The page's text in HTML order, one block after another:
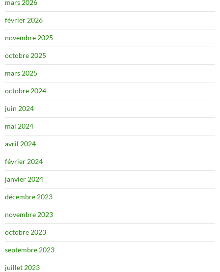
mars 2026
février 2026
novembre 2025
octobre 2025
mars 2025
octobre 2024
juin 2024
mai 2024
avril 2024
février 2024
janvier 2024
décembre 2023
novembre 2023
octobre 2023
septembre 2023
juillet 2023